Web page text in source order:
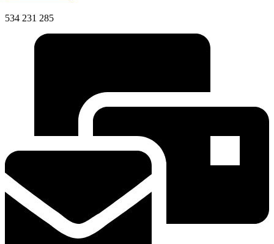
534 231 285